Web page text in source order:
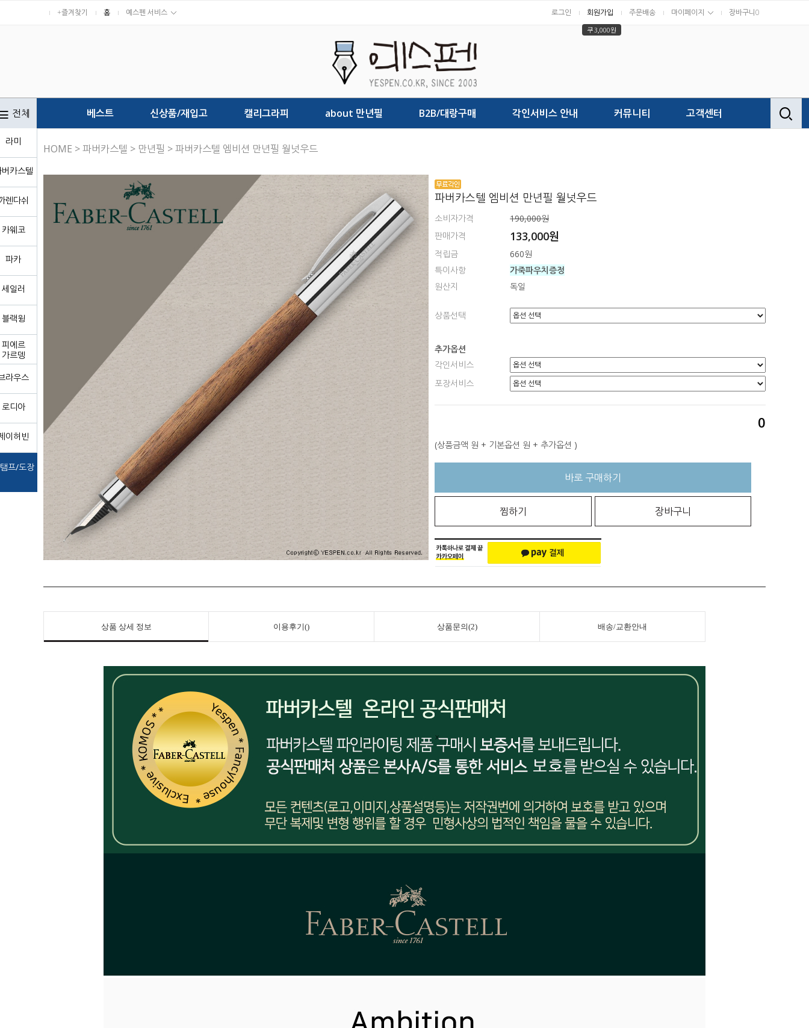
+즐겨찾기 홈 예스펜 서비스 로그인 회원가입
쿠 3,000원
주문배송 마이페이지 장바구니0
전체
라미
카스텔
렌다쉬
카웨코
파카
세일러
블랙윙
피에르
가르뎅
라우스
로디아
이허빈
프/도장
베스트 신상품/재입고 캘리그라피 about 만년필 B2B/대랑구매 각인서비스 안내 커뮤니티 고객센터
HOME >파버카스텔 > 만년필 > 파버카스텔 엠비션 만년필 월넛우드
파버카스텔 엠비션 만년필 월넛우드
소비자가격
190,000원
판매가격
133,000원
적립금
660원
특이사항
가죽파우치증정
원산지
독일
상품선택
추가옵션
각인서비스
포장서비스
0
(상품금액 원 + 기본옵션 원 + 추가옵션 )
바로 구매하기
찜하기 장바구니
상품 상세 정보 이용후기() 상품문의(2) 배송/교환안내